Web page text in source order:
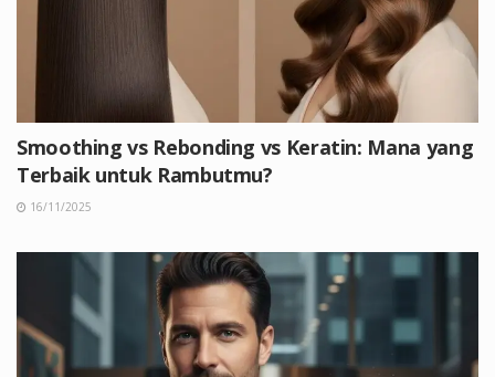
Smoothing vs Rebonding vs Keratin: Mana yang
Terbaik untuk Rambutmu?
16/11/2025